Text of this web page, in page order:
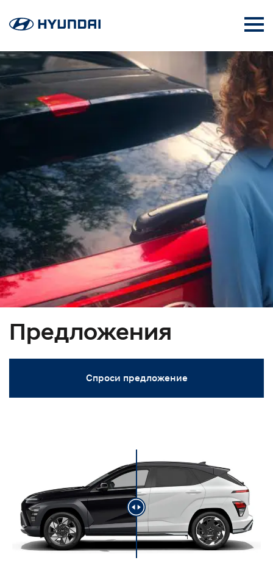
Предложения
Спроси предложение